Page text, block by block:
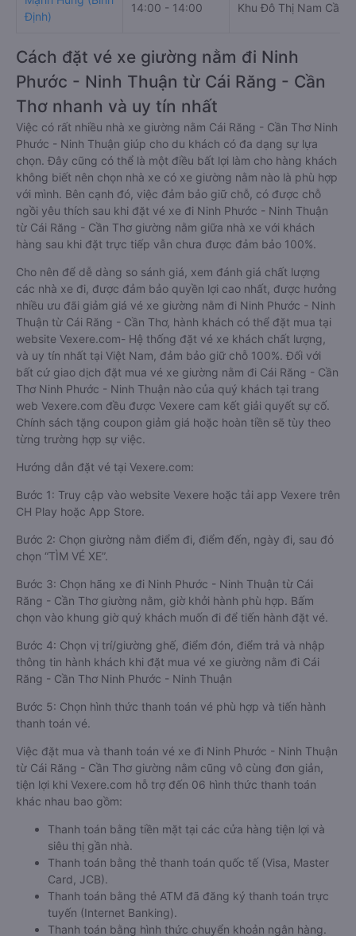
Định)
14:00 - 14:00 Khu Đô Thị Nam Cần
Cách đặt vé xe giường nằm đi Ninh
Phước - Ninh Thuận từ Cái Răng - Cần
Thơ nhanh và uy tín nhất
Việc có rất nhiều nhà xe giường nằm Cái Răng - Cần Thơ Ninh
Phước - Ninh Thuận giúp cho du khách có đa dạng sự lựa
chọn. Đây cũng có thể là một điều bất lợi làm cho hàng khách
không biết nên chọn nhà xe có xe giường nằm nào là phù hợp
với mình. Bên cạnh đó, việc đảm bảo giữ chỗ, có được chỗ
ngồi yêu thích sau khi đặt vé xe đi Ninh Phước - Ninh Thuận
từ Cái Răng - Cần Thơ giường nằm giữa nhà xe với khách
hàng sau khi đặt trực tiếp vẫn chưa được đảm bảo 100%.
Cho nên để dễ dàng so sánh giá, xem đánh giá chất lượng
các nhà xe đi, được đảm bảo quyền lợi cao nhất, được hưởng
nhiều ưu đãi giảm giá vé xe giường nằm đi Ninh Phước - Ninh
Thuận từ Cái Răng - Cần Thơ, hành khách có thể đặt mua tại
website Vexere.com- Hệ thống đặt vé xe khách chất lượng,
và uy tín nhất tại Việt Nam, đảm bảo giữ chỗ 100%. Đối với
bất cứ giao dịch đặt mua vé xe giường nằm đi Cái Răng - Cần
Thơ Ninh Phước - Ninh Thuận nào của quý khách tại trang
web Vexere.com đều được Vexere cam kết giải quyết sự cố.
Chính sách tặng coupon giảm giá hoặc hoàn tiền sẽ tùy theo
từng trường hợp sự việc.
Hướng dẫn đặt vé tại Vexere.com:
Bước 1: Truy cập vào website Vexere hoặc tải app Vexere trên
CH Play hoặc App Store.
Bước 2: Chọn giường nằm điểm đi, điểm đến, ngày đi, sau đó
chọn “TÌM VÉ XE”.
Bước 3: Chọn hãng xe đi Ninh Phước - Ninh Thuận từ Cái
Răng - Cần Thơ giường nằm, giờ khởi hành phù hợp. Bấm
chọn vào khung giờ quý khách muốn đi để tiến hành đặt vé.
Bước 4: Chọn vị trí/giường ghế, điểm đón, điểm trả và nhập
thông tin hành khách khi đặt mua vé xe giường nằm đi Cái
Răng - Cần Thơ Ninh Phước - Ninh Thuận
Bước 5: Chọn hình thức thanh toán vé phù hợp và tiến hành
thanh toán vé.
Việc đặt mua và thanh toán vé xe đi Ninh Phước - Ninh Thuận
từ Cái Răng - Cần Thơ giường nằm cũng vô cùng đơn giản,
tiện lợi khi Vexere.com hỗ trợ đến 06 hình thức thanh toán
khác nhau bao gồm:
Thanh toán bằng tiền mặt tại các cửa hàng tiện lợi và
siêu thị gần nhà.
Thanh toán bằng thẻ thanh toán quốc tế (Visa, Master
Card, JCB).
Thanh toán bằng thẻ ATM đã đăng ký thanh toán trực
tuyến (Internet Banking).
Thanh toán bằng hình thức chuyển khoản ngân hàng.